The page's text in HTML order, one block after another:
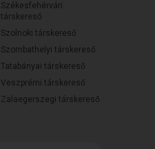
Székesfehérvári
társkereső
Szolnoki társkereső
Szombathelyi társkereső
Tatabányai társkereső
Veszprémi társkereső
Zalaegerszegi társkereső